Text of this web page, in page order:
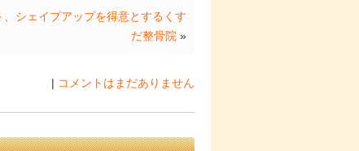
、シェイプアップを得意とするくす
だ整骨院 »
| コメントはまだありません